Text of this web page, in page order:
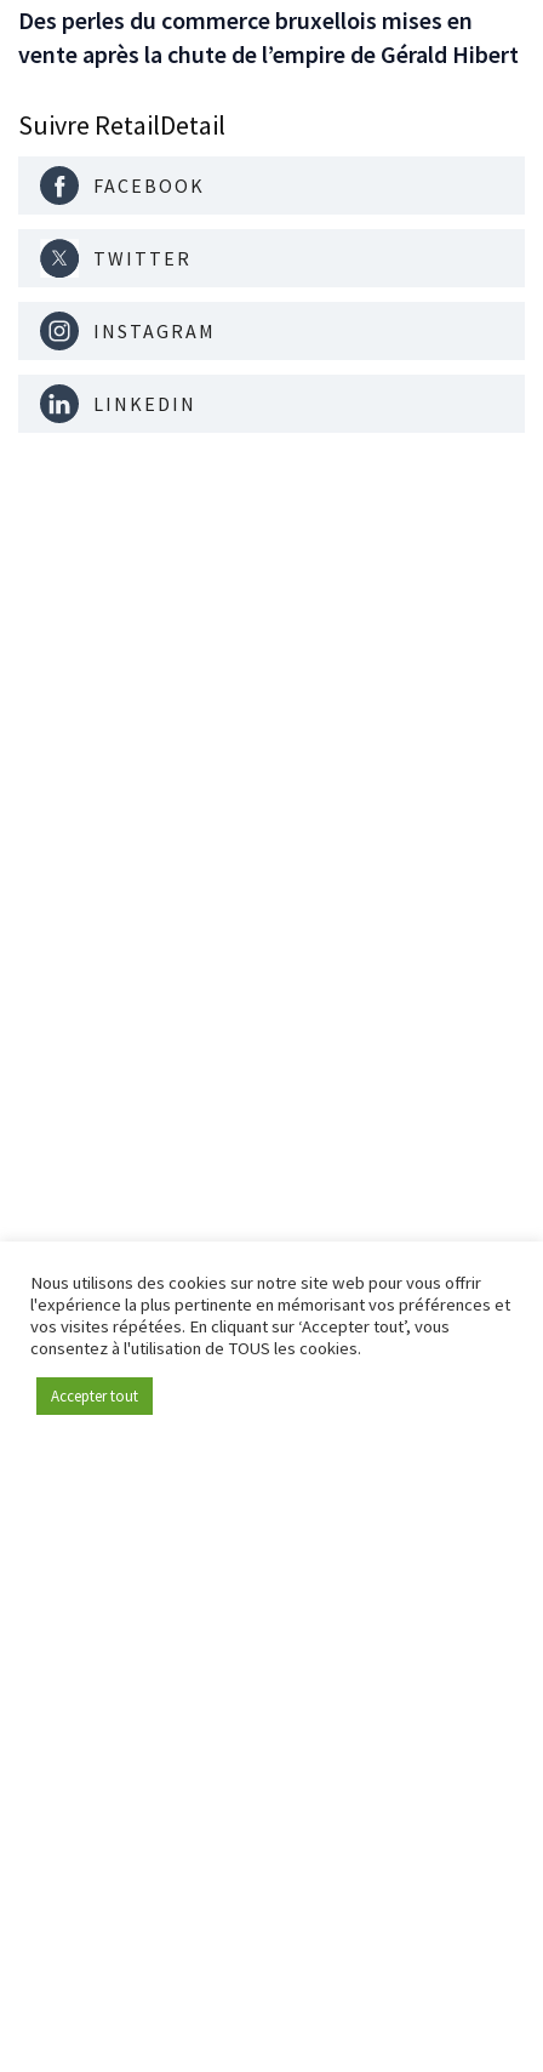
Devenez membre
Des perles du commerce bruxellois mises en
vente après la chute de l’empire de Gérald Hibert
Suivre RetailDetail
FACEBOOK
TWITTER
INSTAGRAM
LINKEDIN
Nous utilisons des cookies sur notre site web pour vous offrir
l'expérience la plus pertinente en mémorisant vos préférences et
vos visites répétées. En cliquant sur ‘Accepter tout’, vous
consentez à l'utilisation de TOUS les cookies.
Accepter tout